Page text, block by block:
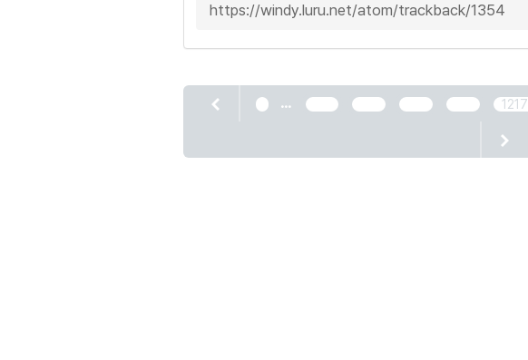
https://windy.luru.net/atom/trackback/1354
... 1217